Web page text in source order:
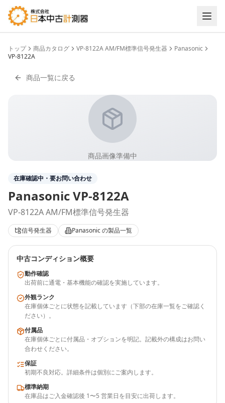
トップ 商品カタログ VP-8122A AM/FM標準信号発生器
Panasonic
VP-8122A
商品一覧に戻る
商品画像準備中
在庫確認中・要お問い合わせ
PanasonicVP-8122A
VP-8122A AM/FM標準信号発生器
信号発生器 Panasonicの製品一覧
中古コンディション概要
動作確認
出荷前に通電・基本機能の確認を実施しています。
外観ランク
在庫個体ごとに状態を記載しています（下部の在庫一覧をご確認く
ださい）。
付属品
在庫個体ごとに付属品・オプションを明記。記載外の構成はお問い
合わせください。
保証
初期不良対応。詳細条件は個別にご案内します。
標準納期
在庫品はご入金確認後 1〜5 営業日を目安に出荷します。